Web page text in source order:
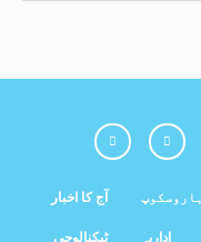
آج کا اخبار ہاروسکوپ
ٹیکنالوجی اداریہ